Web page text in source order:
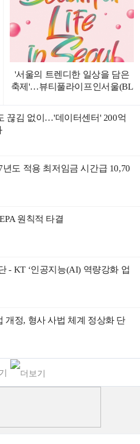
'서울의 트렌디한 일상을 담은
축제'…뷰티풀라이프인서울(BL
끊김 없이…'데이터센터' 200억
년도 적용 최저임금 시간급 10,70
원칙적 타결
- KT ‘인공지능(AI) 역량강화 업
개정, 형사 사법 체계 정상화 단